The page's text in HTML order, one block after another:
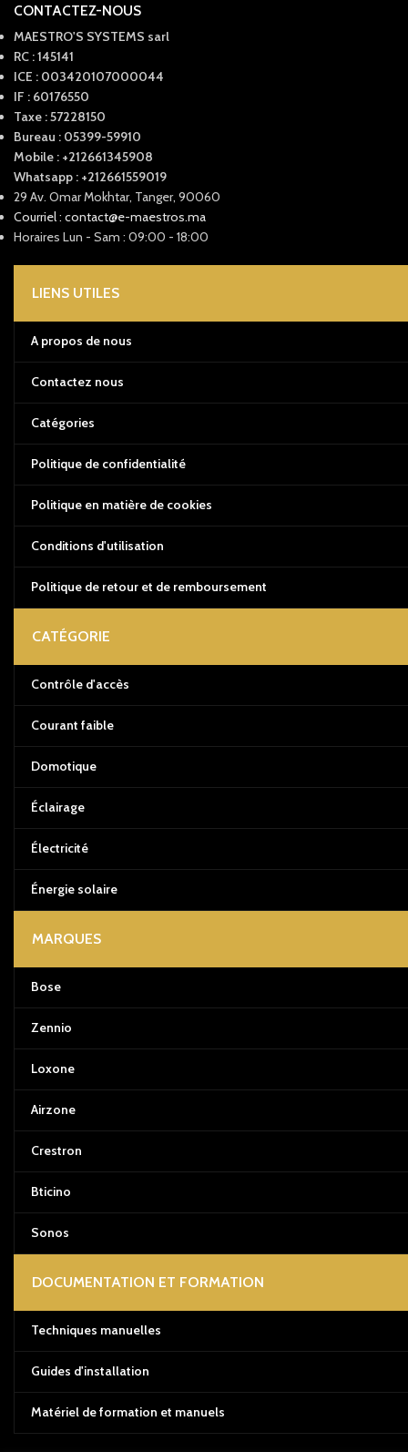
CONTACTEZ-NOUS
MAESTRO'S SYSTEMS sarl
RC : 145141
ICE : 003420107000044
IF : 60176550
Taxe : 57228150
Bureau : 05399-59910
Mobile : +212661345908
Whatsapp : +212661559019
29 Av. Omar Mokhtar, Tanger, 90060
Courriel : contact@e-maestros.ma
Horaires Lun - Sam : 09:00 - 18:00
LIENS UTILES
A propos de nous
Contactez nous
Catégories
Politique de confidentialité
Politique en matière de cookies
Conditions d'utilisation
Politique de retour et de remboursement
CATÉGORIE
Contrôle d'accès
Courant faible
Domotique
Éclairage
Électricité
Énergie solaire
MARQUES
Bose
Zennio
Loxone
Airzone
Crestron
Bticino
Sonos
DOCUMENTATION ET FORMATION
Techniques manuelles
Guides d'installation
Matériel de formation et manuels